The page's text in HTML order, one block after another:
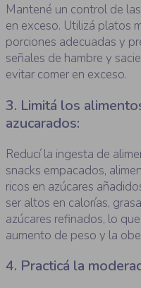
Mantené un control de
en exceso. Utilizá platos
porciones adecuadas y
señales de hambre y
evitar comer en exceso.
3. Limitá los
azucarados:
Reducí la ingesta de
snacks empacados,
ricos en azúcares
ser altos en calorías,
azúcares refinados, lo
aumento de peso y la
4. Practicá la